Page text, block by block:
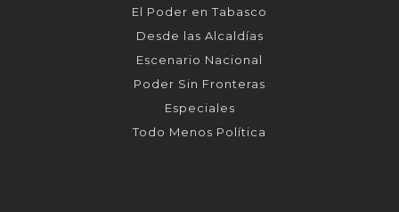
El Poder en Tabasco
Desde las Alcaldías
Escenario Nacional
Poder Sin Fronteras
Especiales
Todo Menos Política